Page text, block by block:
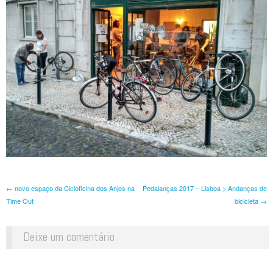
Post navigation
← novo espaço da Cicloficina dos Anjos na
Time Out
Pedalanças 2017 – Lisboa > Andanças de
bicicleta →
Deixe um comentário